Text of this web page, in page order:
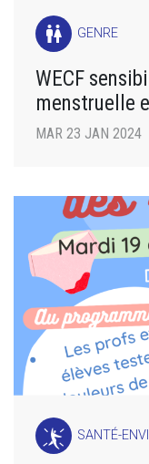
wc GENRE
WECF
menstruelle
MAR 23 JAN 2024
SANTÉ-